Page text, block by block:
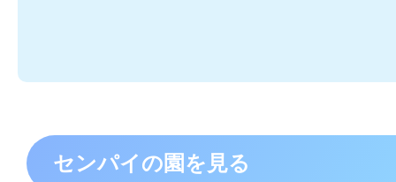
センパイの園を見る